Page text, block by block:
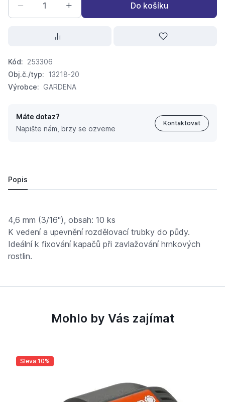
Do košíku
Kód: 253306
Obj.č./typ: 13218-20
Výrobce: GARDENA
Máte dotaz?
Napište nám, brzy se ozveme
Kontaktovat
Popis
4,6 mm (3/16"), obsah: 10 ks
K vedení a upevnění rozdělovací trubky do půdy.
Ideální k fixování kapačů při zavlažování hrnkových
rostlin.
Mohlo by Vás zajímat
Sleva 10%